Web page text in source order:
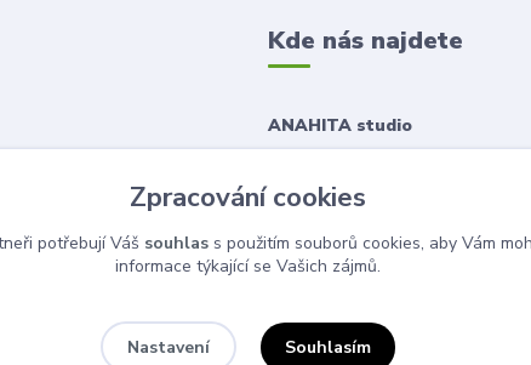
Kde nás najdete
ANAHITA studio
Zpracování cookies
potřebují Váš souhlass použitím souborů cookies, aby Vám
informace týkající se Vašich zájmů.
Nastavení Souhlasím